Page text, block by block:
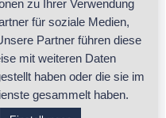
zu Ihren
Erfolgsräumen.
nicht, man
zu Ihrer Verwendung
für soziale Medien,
Partner führen diese
mit weiteren Daten
haben oder die sie im
gesammelt haben.